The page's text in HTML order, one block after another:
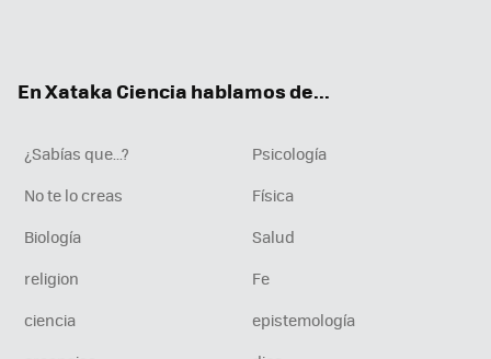
En Xataka Ciencia hablamos de...
¿Sabías que...?
Psicología
No te lo creas
Física
Biología
Salud
religion
Fe
ciencia
epistemología